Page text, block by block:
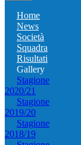
Home
News
Società
Squadra
Risultati
Gallery
Stagione
2020/21
Stagione
2019/20
Stagione
2018/19